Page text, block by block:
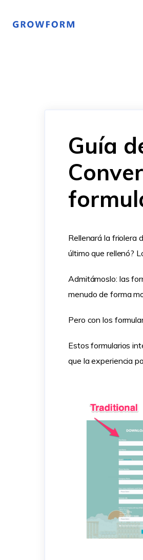
Guía
Rellenará la friolera
último que rellenó?
Admitámoslo: las
menudo de forma
Pero con los
Estos formularios
que la experiencia